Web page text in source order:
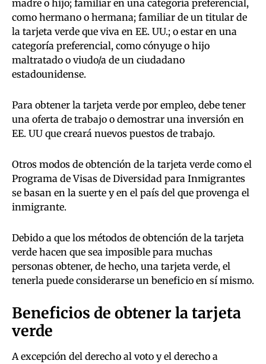
madre o hijo; familiar en una categoría preferencial,
como hermano o hermana; familiar de un titular de
la tarjeta verde que viva en EE. UU.; o estar en una
categoría preferencial, como cónyuge o hijo
maltratado o viudo/a de un ciudadano
estadounidense.
Para obtener la tarjeta verde por empleo, debe tener
una oferta de trabajo o demostrar una inversión en
EE. UU que creará nuevos puestos de trabajo.
Otros modos de obtención de la tarjeta verde como el
Programa de Visas de Diversidad para Inmigrantes
se basan en la suerte y en el país del que provenga el
inmigrante.
Debido a que los métodos de obtención de la tarjeta
verde hacen que sea imposible para muchas
personas obtener, de hecho, una tarjeta verde, el
tenerla puede considerarse un beneficio en sí mismo.
Beneficios de obtener la tarjeta
verde
A excepción del derecho al voto y el derecho a